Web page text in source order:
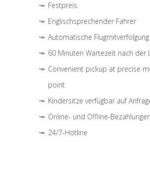
Festpreis
Englischsprechender Fahrer
Automatische Flugmitverfolgung
60 Minuten Wartezeit nach der
Convenient pickup at precise
point
Kindersitze verfügbar auf
Online- und Offline-Bezahlungen
24/7-Hotline